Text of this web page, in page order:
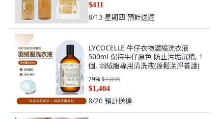
$411
8/13 星期四 預計送達
LYCOCELLE 牛仔衣物濃縮洗衣液
500ml 保持牛仔原色 防止污垢沉積, 1
個, 羽絨服專用清洗液(蓬鬆潔淨養護)
29%$2,005
$1,404
8/20 預計送達